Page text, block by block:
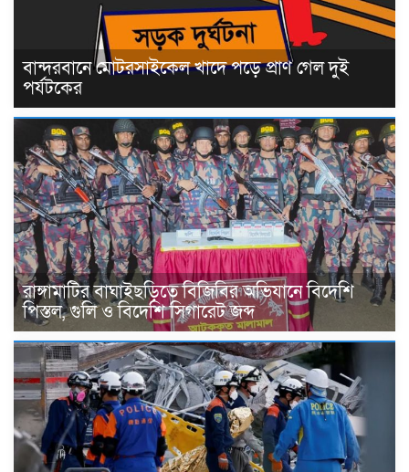
বান্দরবানে মোটরসাইকেল খাদে পড়ে প্রাণ গেল দুই
পর্যটকের
রাঙ্গামাটির বাঘাইছড়িতে বিজিবির অভিযানে বিদেশি
পিস্তল, গুলি ও বিদেশি সিগারেট জব্দ